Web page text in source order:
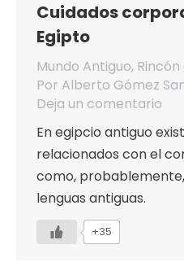
Cuidados
Egipto
Mundo Antiguo,
Por Alberto Gómez
Deja un comentario
En egipcio antiguo
relacionados con el
como,
lenguas antiguas.
+35